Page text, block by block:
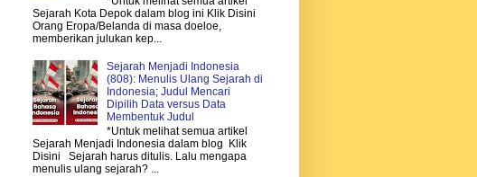
Sejarah Kota Depok dalam blog ini Klik Disini
Orang Eropa/Belanda di masa doeloe,
memberikan julukan kep...
Sejarah Menjadi Indonesia
(808): Menulis Ulang Sejarah di
Indonesia; Judul Mencari
Dipilih Data versus Data
Membentuk Judul
*Untuk melihat semua artikel
Sejarah Menjadi Indonesia dalam blog Klik
Disini Sejarah harus ditulis. Lalu mengapa
menulis ulang sejarah? ...